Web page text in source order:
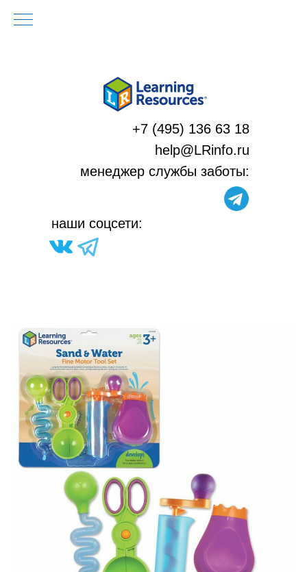
+7 (495) 136 63 18
help@LRinfo.ru
менеджер службы заботы:
наши соцсети: